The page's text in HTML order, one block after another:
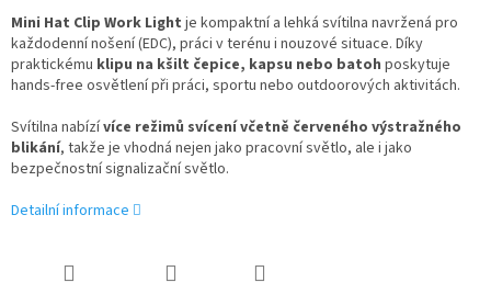
Mini Hat Clip Work Light je kompaktnía lehká svítilna navržená pro
každodennínošení (EDC), práci vterénu i nouzové situace. Díky
praktickému klipu na kšilt čepice, kapsu nebo batoh poskytuje
hands-free osvětlenípři práci, sportu nebo outdoorových aktivitách.
Svítilna nabízívíce režimů svícenívčetně červeného výstražného
blikání, takže je vhodná nejen jako pracovnísvětlo, ale i jako
bezpečnostnísignalizačnísvětlo.
Detailní informace